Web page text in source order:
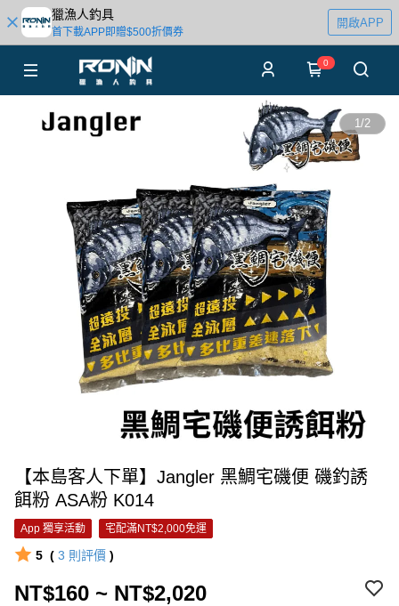
獵漁人釣具
首下載APP即贈$500折價券
開啟APP
0
1/2
【本島客人下單】Jangler 黑鯛宅磯便 磯釣誘
餌粉 ASA粉 K014
App 獨享活動 宅配滿NT$2,000免運
5 ( 3 則評價 )
NT$160 ~ NT$2,020